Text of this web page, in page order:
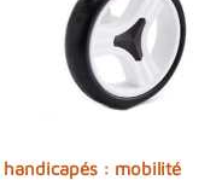
: mobilité